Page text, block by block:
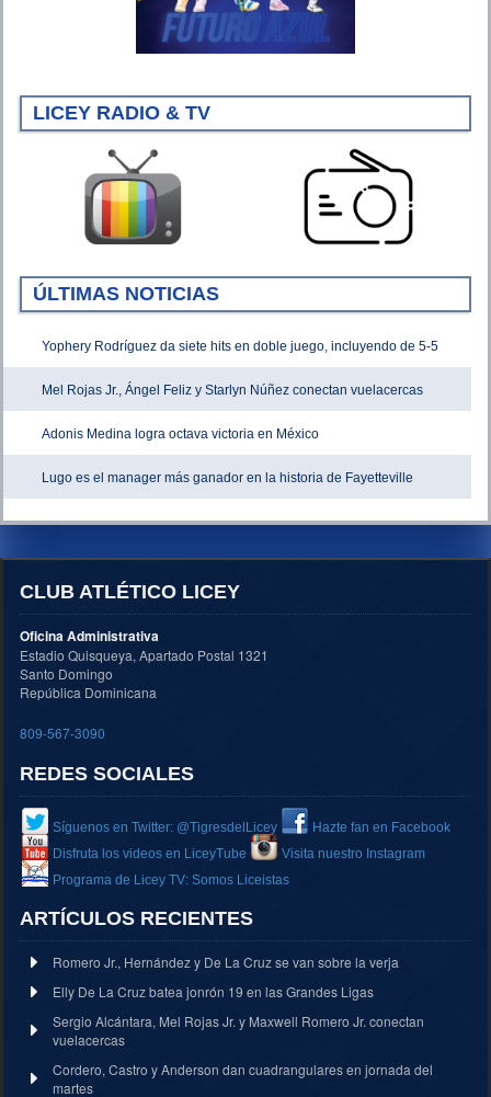
LICEY RADIO & TV
ÚLTIMAS NOTICIAS
Yophery Rodríguez da siete hits en doble juego, incluyendo de 5-5
Mel Rojas Jr., Ángel Feliz y Starlyn Núñez conectan vuelacercas
Adonis Medina logra octava victoria en México
Lugo es el manager más ganador en la historia de Fayetteville
CLUB ATLÉTICO LICEY
Oficina Administrativa
Estadio Quisqueya, Apartado Postal 1321
Santo Domingo
República Dominicana
809-567-3090
REDES SOCIALES
Síguenos en Twitter: @TigresdelLicey
Hazte fan en Facebook
Disfruta los videos en LiceyTube
Visita nuestro Instagram
Programa de Licey TV: Somos Liceistas
ARTÍCULOS RECIENTES
Romero Jr., Hernández y De La Cruz se van sobre la verja
Elly De La Cruz batea jonrón 19 en las Grandes Ligas
Sergio Alcántara, Mel Rojas Jr. y Maxwell Romero Jr. conectan
vuelacercas
Cordero, Castro y Anderson dan cuadrangulares en jornada del
martes